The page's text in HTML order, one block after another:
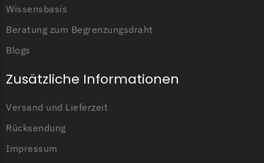
Orbex Messer
Philips
Begrenzungsdraht
Powerplus
Powerplus Messer
Wissensbasis
Beratung zum Begrenzungsdraht
Blogs
Zusätzliche Informationen
Versand und Lieferzeit
Rücksendung
Impressum